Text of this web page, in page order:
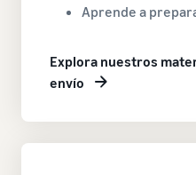
Aprende a
Explora nuestros
envío